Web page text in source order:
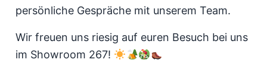
persönliche Gespräche mit unserem Team.
Wir freuen uns riesig auf euren Besuch bei uns
im Showroom 267!